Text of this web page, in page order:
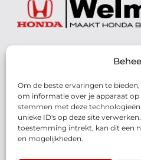
Om de beste ervaringen te
om informatie over je apparaat
stemmen met deze
unieke ID's op deze site
toestemming intrekt, kan dit een
en mogelijkheden.
072 - 57 16 9 40
Parelweg 3, 1812 RS
Alkmaar
Routebeschrijving